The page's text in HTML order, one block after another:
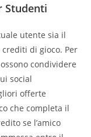
Studenti
utente sia il
di gioco. Per
condividere
social
offerte
che completa il
se l’amico